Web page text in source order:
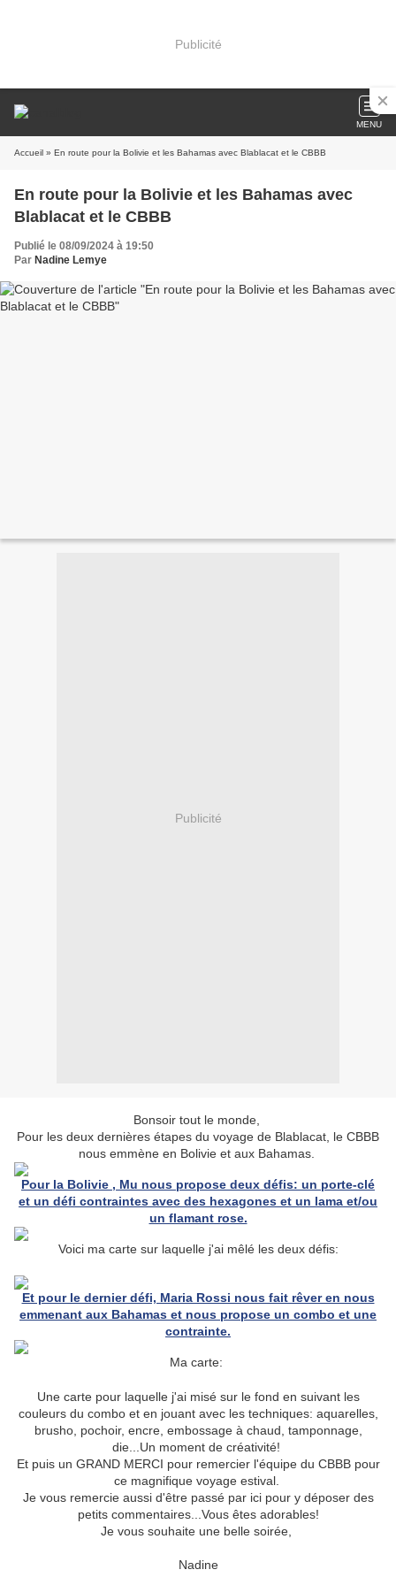
Publicité
MENU
Accueil » En route pour la Bolivie et les Bahamas avec Blablacat et le CBBB
En route pour la Bolivie et les Bahamas avec
Blablacat et le CBBB
Publié le 08/09/2024 à 19:50
Par Nadine Lemye
Publicité
Bonsoir tout le monde,
Pour les deux dernières étapes du voyage de Blablacat, le CBBB
nous emmène en Bolivie et aux Bahamas.
Pour la Bolivie , Mu nous propose deux défis: un porte-clé
et un défi contraintes avec des hexagones et un lama et/ou
un flamant rose.
Voici ma carte sur laquelle j'ai mêlé les deux défis:
Et pour le dernier défi, Maria Rossi nous fait rêver en nous
emmenant aux Bahamas et nous propose un combo et une
contrainte.
Ma carte:
Une carte pour laquelle j'ai misé sur le fond en suivant les
couleurs du combo et en jouant avec les techniques: aquarelles,
brusho, pochoir, encre, embossage à chaud, tamponnage,
die...Un moment de créativité!
Et puis un GRAND MERCI pour remercier l'équipe du CBBB pour
ce magnifique voyage estival.
Je vous remercie aussi d'être passé par ici pour y déposer des
petits commentaires...Vous êtes adorables!
Je vous souhaite une belle soirée,
Nadine